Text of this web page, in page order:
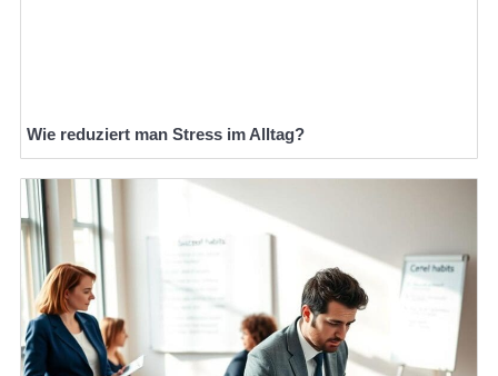
Wie reduziert man Stress im Alltag?